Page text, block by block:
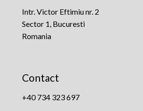
Intr. Victor Eftimiu nr. 2
Sector 1, Bucuresti
Romania
Contact
+40 734 323 697